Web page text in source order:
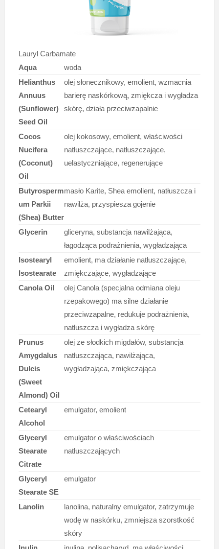
Lauryl Carbamate
Aqua
woda
Helianthus
Annuus
(Sunflower)
Seed Oil
olej słonecznikowy, emolient, wzmacnia
barierę naskórkową, zmiękcza i wygładza
skórę, działa przeciwzapalnie
Cocos
Nucifera
(Coconut)
Oil
olej kokosowy, emolient, właściwości
natłuszczające, natłuszczające,
uelastyczniające, regenerujące
Butyrosperm
um Parkii
(Shea) Butter
masło Karite, Shea emolient, natłuszcza i
nawilża, przyspiesza gojenie
Glycerin
gliceryna, substancja nawilżająca,
łagodząca podrażnienia, wygładzająca
Isostearyl
Isostearate
emolient, ma działanie natłuszczające,
zmiękczające, wygładzające
Canola Oil
olej Canola (specjalna odmiana oleju
rzepakowego) ma silne działanie
przeciwzapalne, redukuje podrażnienia,
natłuszcza i wygładza skórę
Prunus
Amygdalus
Dulcis
(Sweet
Almond) Oil
olej ze słodkich migdałów, substancja
natłuszczająca, nawilżająca,
wygładzająca, zmiękczająca
Cetearyl
Alcohol
emulgator, emolient
Glyceryl
Stearate
Citrate
emulgator o właściwościach
natłuszczających
Glyceryl
Stearate SE
emulgator
Lanolin
lanolina, naturalny emulgator, zatrzymuje
wodę w naskórku, zmniejsza szorstkość
skóry